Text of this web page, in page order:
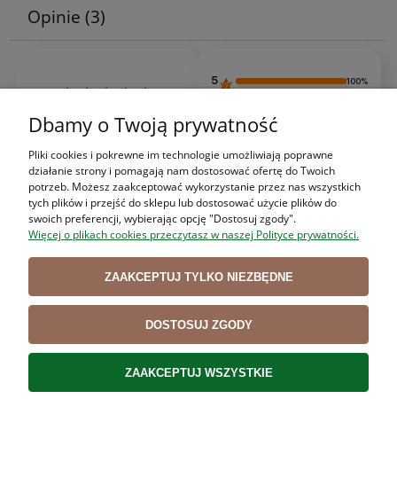
Opinie (3)
5.0
3 opinii klientów
z całego okresu
zebranych i zweryfikowanych przez
5 100%
2
1
Jak zbieramy opinie?
Opinie klientów
Dbamy o Twoją prywatność
Pliki cookies i pokrewne im technologie umożliwiają poprawne
działanie strony i pomagają nam dostosować ofertę do Twoich
potrzeb. Możesz zaakceptować wykorzystanie przez nas wszystkich
tych plików i przejść do sklepu lub dostosować użycie plików do
swoich preferencji, wybierając opcję "Dostosuj zgody".
Więcej o plikach cookies przeczytasz w naszej Polityce prywatności.
ZAAKCEPTUJ TYLKO NIEZBĘDNE
DOSTOSUJ ZGODY
ZAAKCEPTUJ WSZYSTKIE